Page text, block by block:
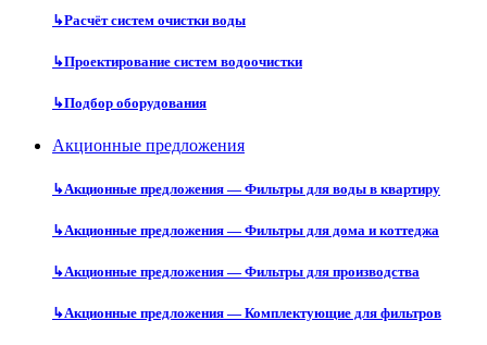
↳Расчёт систем очистки воды
↳Проектирование систем водоочистки
↳Подбор оборудования
Акционные предложения
↳Акционные предложения — Фильтры для воды в квартиру
↳Акционные предложения — Фильтры для дома и коттеджа
↳Акционные предложения — Фильтры для производства
↳Акционные предложения — Комплектующие для фильтров